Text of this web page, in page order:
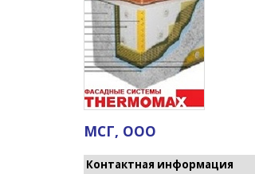
МСГ, ООО
Контактная информация